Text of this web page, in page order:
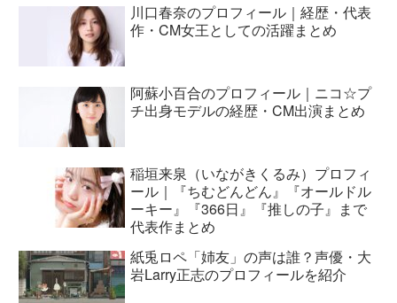
川口春奈のプロフィール｜経歴・代表
作・CM女王としての活躍まとめ
阿蘇小百合のプロフィール｜ニコ☆プ
チ出身モデルの経歴・CM出演まとめ
稲垣来泉（いながきくるみ）プロフィ
ール｜『ちむどんどん』『オールドル
ーキー』『366日』『推しの子』まで
代表作まとめ
紙兎ロペ「姉友」の声は誰？声優・大
岩Larry正志のプロフィールを紹介